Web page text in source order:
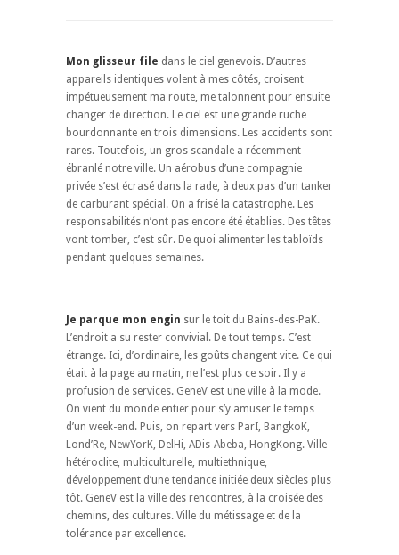
Mon glisseur file dans le ciel genevois. D’autres
appareils identiques volent à mes côtés, croisent
impétueusement ma route, me talonnent pour ensuite
changer de direction. Le ciel est une grande ruche
bourdonnante en trois dimensions. Les accidents sont
rares. Toutefois, un gros scandale a récemment
ébranlé notre ville. Un aérobus d’une compagnie
privée s’est écrasé dans la rade, à deux pas d’un tanker
de carburant spécial. On a frisé la catastrophe. Les
responsabilités n’ont pas encore été établies. Des têtes
vont tomber, c’est sûr. De quoi alimenter les tabloïds
pendant quelques semaines.
Je parque mon engin sur le toit du Bains-des-PaK.
L’endroit a su rester convivial. De tout temps. C’est
étrange. Ici, d’ordinaire, les goûts changent vite. Ce qui
était à la page au matin, ne l’est plus ce soir. Il y a
profusion de services. GeneV est une ville à la mode.
On vient du monde entier pour s’y amuser le temps
d’un week-end. Puis, on repart vers ParI, BangkoK,
Lond’Re, NewYorK, DelHi, ADis-Abeba, HongKong. Ville
hétéroclite, multiculturelle, multiethnique,
développement d’une tendance initiée deux siècles plus
tôt. GeneV est la ville des rencontres, à la croisée des
chemins, des cultures. Ville du métissage et de la
tolérance par excellence.